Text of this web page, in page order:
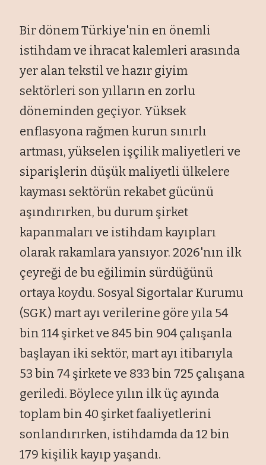
Bir dönem Türkiye'nin en önemli
istihdam ve ihracat kalemleri arasında
yer alan tekstil ve hazır giyim
sektörleri son yılların en zorlu
döneminden geçiyor. Yüksek
enflasyona rağmen kurun sınırlı
artması, yükselen işçilik maliyetleri ve
siparişlerin düşük maliyetli ülkelere
kayması sektörün rekabet gücünü
aşındırırken, bu durum şirket
kapanmaları ve istihdam kayıpları
olarak rakamlara yansıyor. 2026'nın ilk
çeyreği de bu eğilimin sürdüğünü
ortaya koydu. Sosyal Sigortalar Kurumu
(SGK) mart ayı verilerine göre yıla 54
bin 114 şirket ve 845 bin 904 çalışanla
başlayan iki sektör, mart ayı itibarıyla
53 bin 74 şirkete ve 833 bin 725 çalışana
geriledi. Böylece yılın ilk üç ayında
toplam bin 40 şirket faaliyetlerini
sonlandırırken, istihdamda da 12 bin
179 kişilik kayıp yaşandı.